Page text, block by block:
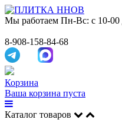
Мы работаем Пн-Вс: с 10-00
8-908-158-84-68
Корзина
Ваша корзина пуста
Каталог товаров